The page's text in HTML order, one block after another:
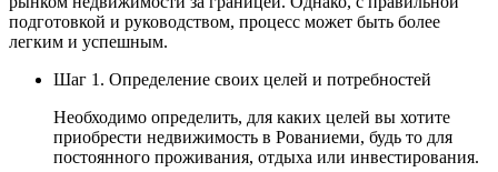
подготовкой и руководством, процесс может быть более
легким и успешным.
Шаг 1. Определение своих целей и потребностей
Необходимо определить, для каких целей вы хотите
приобрести недвижимость в Рованиеми, будь то для
постоянного проживания, отдыха или инвестирования.